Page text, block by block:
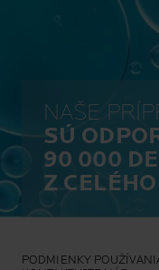
NAŠE
SÚ
90 000
Z
PODMIENKY